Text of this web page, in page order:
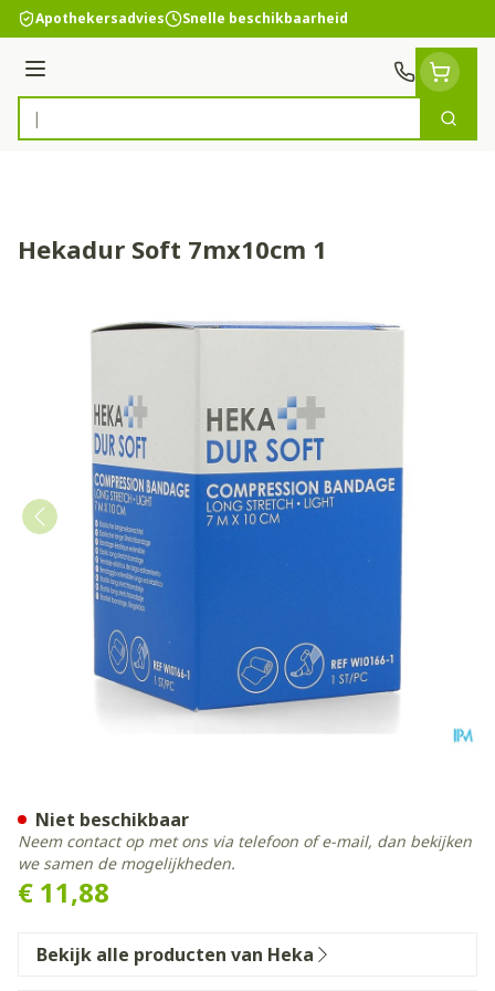
Ga naar de inhoud
Apothekersadvies Snelle beschikbaarheid
Menu
Product, merk, categorie...
Zoek
Hekadur Soft 7mx10cm 1
€ 11,88
Niet beschikbaar
Neem contact op met ons via telefoon of e-mail, dan bekijken
we samen de mogelijkheden.
Bekijk alle producten van Heka